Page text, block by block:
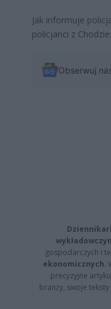
Jak informuje
policjanci z
Obserwuj
gospodarczych i
ekonomicznych.
precyzyjne
branży, swoje